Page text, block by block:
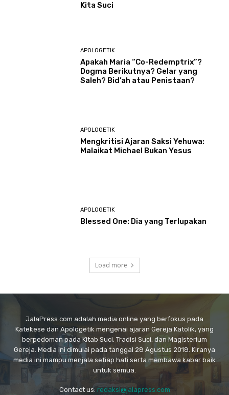
Kita Suci
APOLOGETIK
Apakah Maria “Co-Redemptrix”?
Dogma Berikutnya? Gelar yang
Saleh? Bid’ah atau Penistaan?
APOLOGETIK
Mengkritisi Ajaran Saksi Yehuwa:
Malaikat Michael Bukan Yesus
APOLOGETIK
Blessed One: Dia yang Terlupakan
Load more
JalaPress.com adalah media online yang berfokus pada
Katekese dan Apologetik mengenai ajaran Gereja Katolik, yang
berpedoman pada Kitab Suci, Tradisi Suci, dan Magisterium
Gereja. Media ini dimulai pada tanggal 28 Agustus 2018. Kiranya
media ini mampu menjala setiap hati serta membawa kabar baik
untuk semua.
Contact us: redaksi@jalapress.com